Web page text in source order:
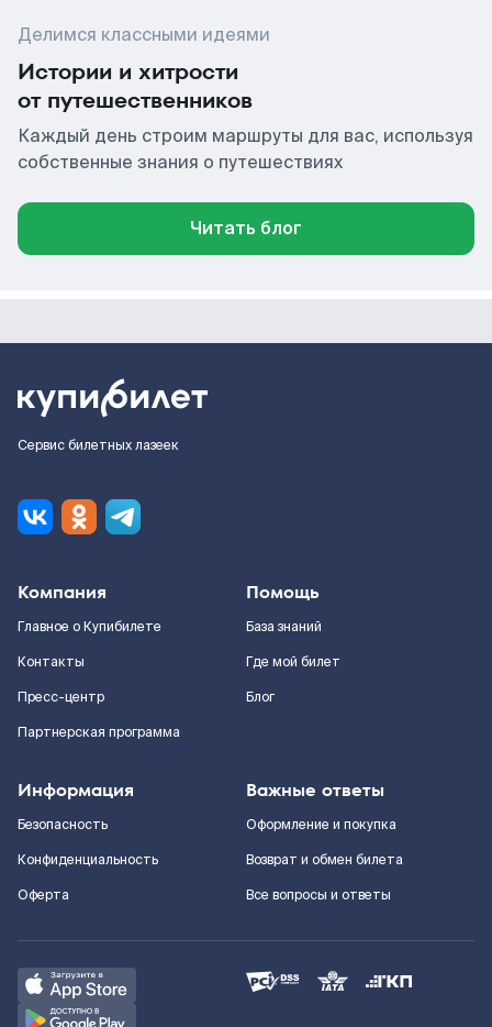
Делимся классными идеями
Истории и хитрости
от путешественников
Каждый день строим маршруты для вас, используя
собственные знания о путешествиях
Читать блог
Сервис билетных лазеек
Компания
Главное о Купибилете
Контакты
Пресс-центр
Партнерская программа
Помощь
База знаний
Где мой билет
Блог
Информация
Безопасность
Конфиденциальность
Оферта
Важные ответы
Оформление и покупка
Возврат и обмен билета
Все вопросы и ответы